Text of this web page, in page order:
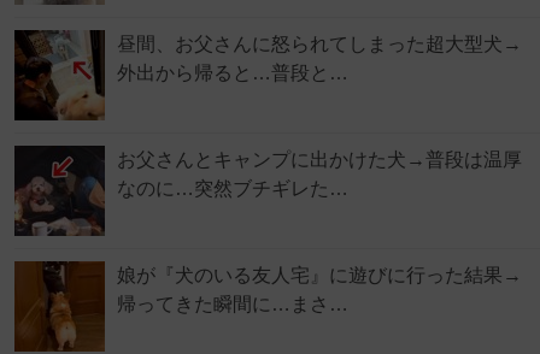
昼間、お父さんに怒られてしまった超大型犬→
外出から帰ると…普段と…
お父さんとキャンプに出かけた犬→普段は温厚
なのに…突然ブチギレた…
娘が『犬のいる友人宅』に遊びに行った結果→
帰ってきた瞬間に…まさ…